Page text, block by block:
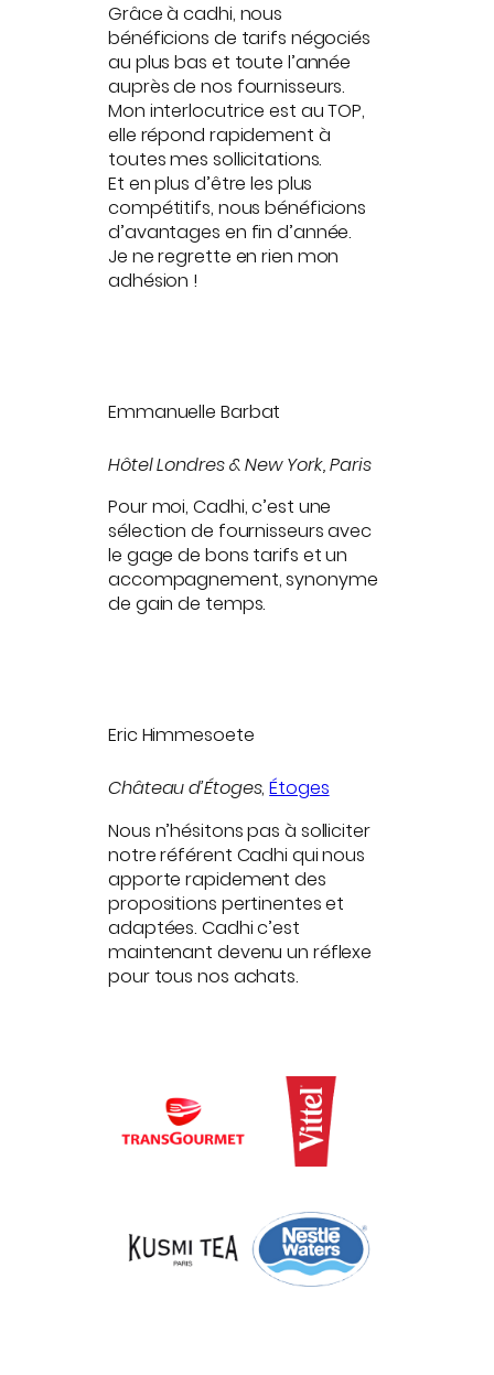
Grâce à cadhi, nous
bénéficions de tarifs négociés
au plus bas et toute l’année
auprès de nos fournisseurs.
Mon interlocutrice est au TOP,
elle répond rapidement à
toutes mes sollicitations.
Et en plus d’être les plus
compétitifs, nous bénéficions
d’avantages en fin d’année.
Je ne regrette en rien mon
adhésion !
Emmanuelle Barbat
Hôtel Londres & New York, Paris
Pour moi, Cadhi, c’est une
sélection de fournisseurs avec
le gage de bons tarifs et un
accompagnement, synonyme
de gain de temps.
Eric Himmesoete
Château d’Étoges,Étoges
Nous n’hésitons pas à solliciter
notre référent Cadhi qui nous
apporte rapidement des
propositions pertinentes et
adaptées. Cadhi c’est
maintenant devenu un réflexe
pour tous nos achats.